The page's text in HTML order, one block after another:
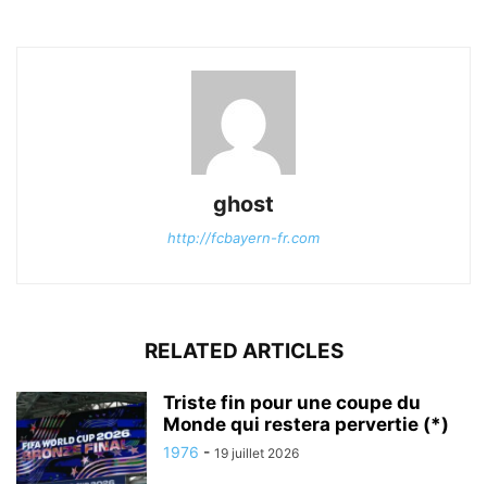
ghost
http://fcbayern-fr.com
RELATED ARTICLES
Triste fin pour une coupe du
Monde qui restera pervertie (*)
1976 - 19 juillet 2026